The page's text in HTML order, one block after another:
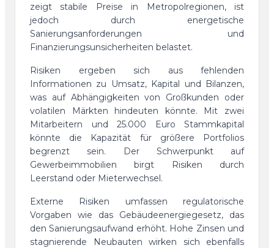
zeigt stabile Preise in Metropolregionen, ist
jedoch durch energetische
Sanierungsanforderungen und
Finanzierungsunsicherheiten belastet.
Risiken ergeben sich aus fehlenden
Informationen zu Umsatz, Kapital und Bilanzen,
was auf Abhängigkeiten von Großkunden oder
volatilen Märkten hindeuten könnte. Mit zwei
Mitarbeitern und 25.000 Euro Stammkapital
könnte die Kapazität für größere Portfolios
begrenzt sein. Der Schwerpunkt auf
Gewerbeimmobilien birgt Risiken durch
Leerstand oder Mieterwechsel.
Externe Risiken umfassen regulatorische
Vorgaben wie das Gebäudeenergiegesetz, das
den Sanierungsaufwand erhöht. Hohe Zinsen und
stagnierende Neubauten wirken sich ebenfalls